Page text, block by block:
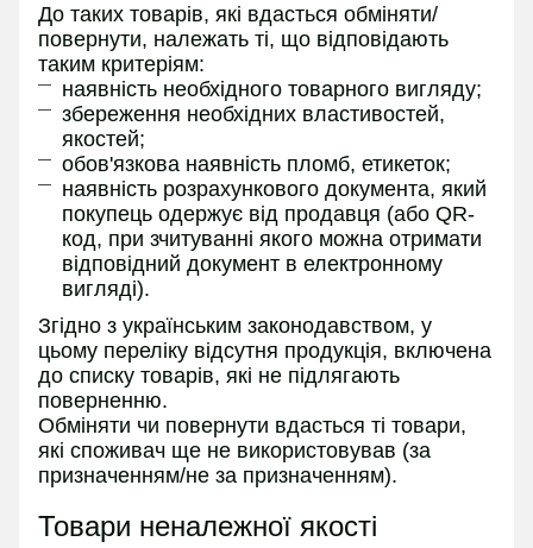
До таких товарів, які вдасться обміняти/
повернути, належать ті, що відповідають
таким критеріям:
наявність необхідного товарного вигляду;
збереження необхідних властивостей,
якостей;
обов'язкова наявність пломб, етикеток;
наявність розрахункового документа, який
покупець одержує від продавця (або QR-
код, при зчитуванні якого можна отримати
відповідний документ в електронному
вигляді).
Згідно з українським законодавством, у
цьому переліку відсутня продукція, включена
до списку товарів, які не підлягають
поверненню.
Обміняти чи повернути вдасться ті товари,
які споживач ще не використовував (за
призначенням/не за призначенням).
Товари неналежної якості